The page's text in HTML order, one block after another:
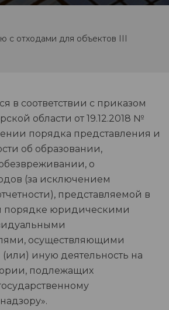
с отходами для объектов III
в соответствии с приказом
области от 19.12.2018 №
порядка представления и
об образовании,
о
(за исключением
представляемой в
порядке юридическими
осуществляющими
иную деятельность на
подлежащих